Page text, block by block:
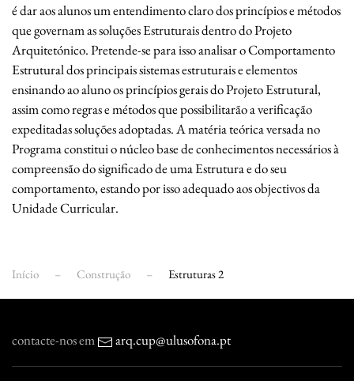
é dar aos alunos um entendimento claro dos princípios e métodos
que governam as soluções Estruturais dentro do Projeto
Arquitetónico. Pretende-se para isso analisar o Comportamento
Estrutural dos principais sistemas estruturais e elementos
ensinando ao aluno os princípios gerais do Projeto Estrutural,
assim como regras e métodos que possibilitarão a verificação
expeditadas soluções adoptadas. A matéria teórica versada no
Programa constitui o núcleo base de conhecimentos necessários à
compreensão do significado de uma Estrutura e do seu
comportamento, estando por isso adequado aos objectivos da
Unidade Curricular.
Início Construção Estruturas 2
contacte-nos em arq.cup@ulusofona.pt